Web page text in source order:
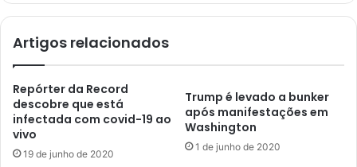
Artigos relacionados
Repórter da Record
descobre que está
infectada com covid-19 ao
vivo
19 de junho de 2020
Trump é levado a bunker
após manifestações em
Washington
1 de junho de 2020